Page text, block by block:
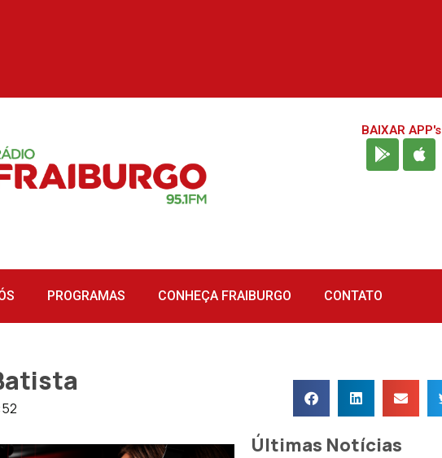
BAIXAR APP's
PROGRAMAS CONHEÇA FRAIBURGO CONTATO
Últimas Notícias